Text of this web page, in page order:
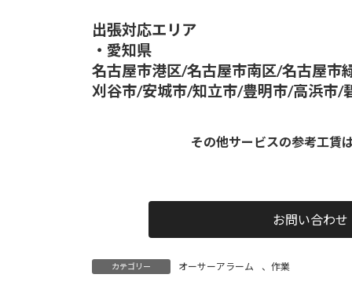
出張対応エリア
・愛知県
名古屋市港区/名古屋市南区/名古屋
刈谷市/安城市/知立市/豊明市/高浜市/
その他サービスの参考工賃
お問い合わせ
カテゴリー オーサーアラーム 、 作業